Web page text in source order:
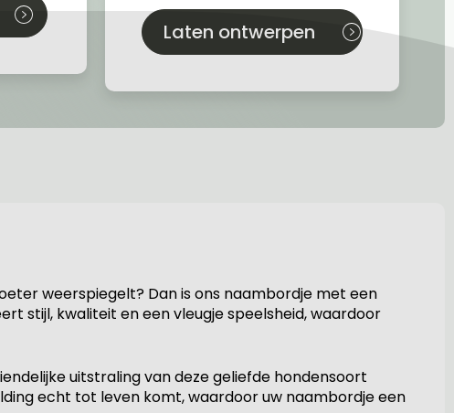
Laten ontwerpen
weerspiegelt? Dan is ons naambordje met een
stijl, kwaliteit en een vleugje speelsheid, waardoor
uitstraling van deze geliefde hondensoort
echt tot leven komt, waardoor uw naambordje een